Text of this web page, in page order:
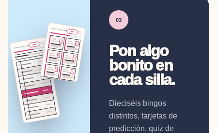
REVEALTOGETHER
FREE
01 /
08
01
0 2
03
4
05
06
0 7
8
REVEALTOGETHER FREE 01 /
08
TIME
CAPSULE 1 TIME
CAPSULE 2
TIME
CAPSULE 3 TIME
CAPSULE 4
TIME
CAPSULE 5 TIME
CAPSULE 6
03
Pon algo
bonito en
cada silla.
Dieciséis bingos
distintos, tarjetas de
predicción, quiz de